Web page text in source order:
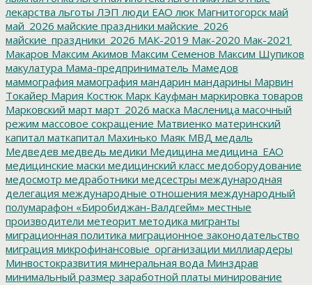
лекарства льготы ЛЭП люди ЕАО люк Магнитогорск май
май_2026 майские праздники майские_2026
майские_праздники_2026 МАК-2019 Мак-2020 Мак-2021
Макаров Максим Акимов Максим Семенов Максим Шупиков
макулатура Мама-предприниматель Мамедов
маммография мамография мандарин мандарины Марвин
Токайер Мария Костюк Марк Кауфман маркировка товаров
Марковский март март_2026 маска Масленица масочный
режим массовое сокращение Матвиенко материнский
капитал маткапитал Махинько Маяк МВД медаль
Медведев медведь медики Медицина медицина_ЕАО
медицинские маски медицинский класс медоборудование
медосмотр медработники медсестры международная
делегация международные отношения международный
полумарафон «Биробиджан-Валдгейм» местные
производители метеорит методика мигранты
миграционная политика миграционное законодательство
миграция микрофинансовые_организации миллиардеры
Минвостокразвития минеральная вода Минздрав
минимальный размер заработной платы минирование